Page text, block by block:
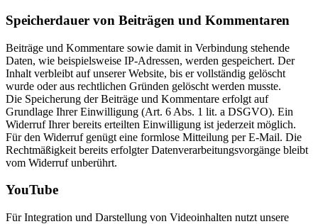
Speicherdauer von Beiträgen und Kommentaren
Beiträge und Kommentare sowie damit in Verbindung stehende
Daten, wie beispielsweise IP-Adressen, werden gespeichert. Der
Inhalt verbleibt auf unserer Website, bis er vollständig gelöscht
wurde oder aus rechtlichen Gründen gelöscht werden musste.
Die Speicherung der Beiträge und Kommentare erfolgt auf
Grundlage Ihrer Einwilligung (Art. 6 Abs. 1 lit. a DSGVO). Ein
Widerruf Ihrer bereits erteilten Einwilligung ist jederzeit möglich.
Für den Widerruf genügt eine formlose Mitteilung per E-Mail. Die
Rechtmäßigkeit bereits erfolgter Datenverarbeitungsvorgänge bleibt
vom Widerruf unberührt.
YouTube
Für Integration und Darstellung von Videoinhalten nutzt unsere